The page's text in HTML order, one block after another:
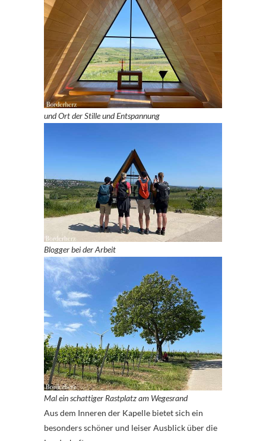
und Ort der Stille und Entspannung
Blogger bei der Arbeit
Mal ein schattiger Rastplatz am Wegesrand
Aus dem Inneren der Kapelle bietet sich ein
besonders schöner und leiser Ausblick über die